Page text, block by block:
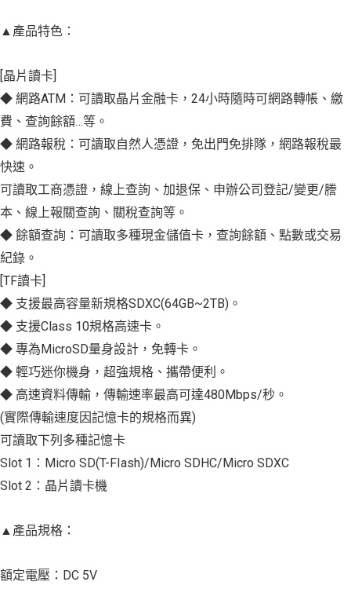
▲產品特色：
[晶片讀卡]
◆ 網路ATM：可讀取晶片金融卡，24小時隨時可網路轉帳、繳
費、查詢餘額…等。
◆ 網路報稅：可讀取自然人憑證，免出門免排隊，網路報稅最
快速。
可讀取工商憑證，線上查詢、加退保、申辦公司登記/變更/謄
本、線上報關查詢、關稅查詢等。
◆ 餘額查詢：可讀取多種現金儲值卡，查詢餘額、點數或交易
紀錄。
[TF讀卡]
◆ 支援最高容量新規格SDXC(64GB~2TB)。
◆ 支援Class 10規格高速卡。
◆ 專為MicroSD量身設計，免轉卡。
◆ 輕巧迷你機身，超強規格、攜帶便利。
◆ 高速資料傳輸，傳輸速率最高可達480Mbps/秒。
(實際傳輸速度因記憶卡的規格而異)
可讀取下列多種記憶卡
Slot 1：Micro SD(T-FIash)/Micro SDHC/Micro SDXC
Slot 2：晶片讀卡機
▲產品規格：
額定電壓：DC 5V